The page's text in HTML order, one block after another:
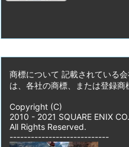
商標について 記載されている
は、各社の商標、または登録商
Copyright (C)
2010 - 2021 SQUARE ENIX
All Rights Reserved.
----------------------------